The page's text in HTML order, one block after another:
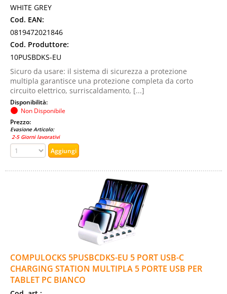
WHITE GREY
Cod. EAN:
0819472021846
Cod. Produttore:
10PUSBDKS-EU
Sicuro da usare: il sistema di sicurezza a protezione
multipla garantisce una protezione completa da corto
circuito elettrico, surriscaldamento, [...]
Disponibilità:
Non Disponibile
Prezzo:
Evasione Articolo:
2-5 Giorni lavorativi
COMPULOCKS 5PUSBCDKS-EU 5 PORT USB-C
CHARGING STATION MULTIPLA 5 PORTE USB PER
TABLET PC BIANCO